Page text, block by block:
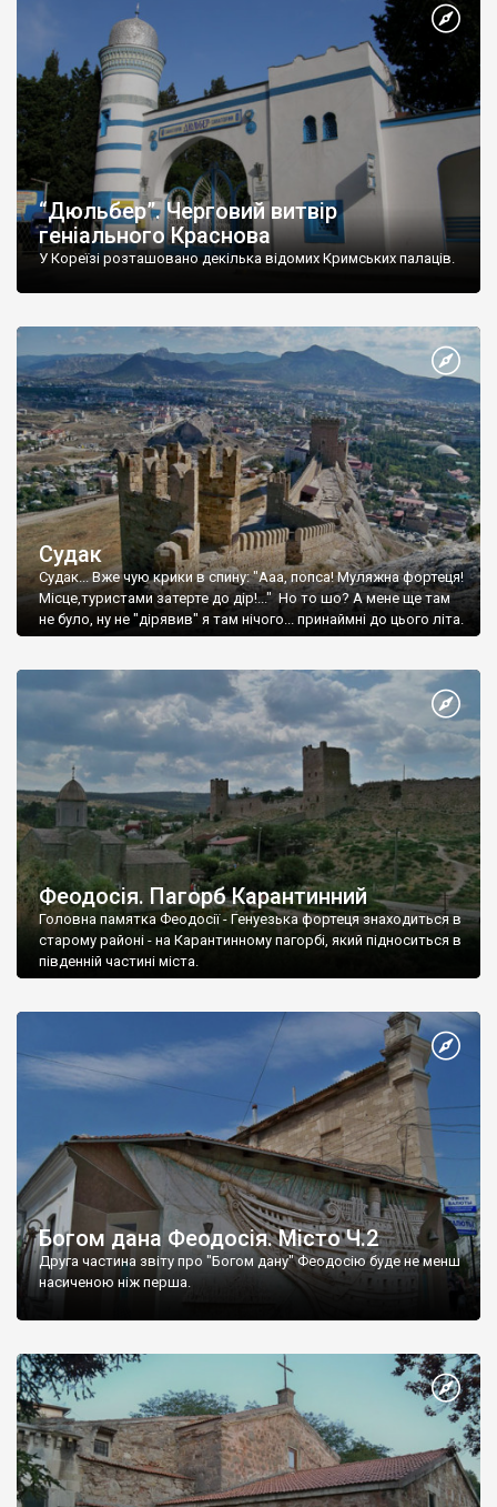
“Дюльбер”. Черговий витвір
геніального Краснова
У Кореїзі розташовано декілька відомих Кримських палаців.
Судак
Судак... Вже чую крики в спину: "Ааа, попса! Муляжна фортеця!
Місце,туристами затерте до дір!..." Но то шо? А мене ще там
не було, ну не "дірявив" я там нічого... принаймні до цього літа.
Феодосія. Пагорб Карантинний
Головна памятка Феодосії - Генуезька фортеця знаходиться в
старому районі - на Карантинному пагорбі, який підноситься в
південній частині міста.
Богом дана Феодосія. Місто Ч.2
Друга частина звіту про "Богом дану" Феодосію буде не менш
насиченою ніж перша.